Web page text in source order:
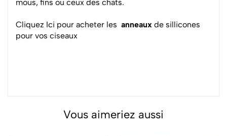
mous, fins ou ceux des chats.
Cliquez Ici pour acheter les anneaux de sillicones
pour vos ciseaux
Vous aimeriez aussi